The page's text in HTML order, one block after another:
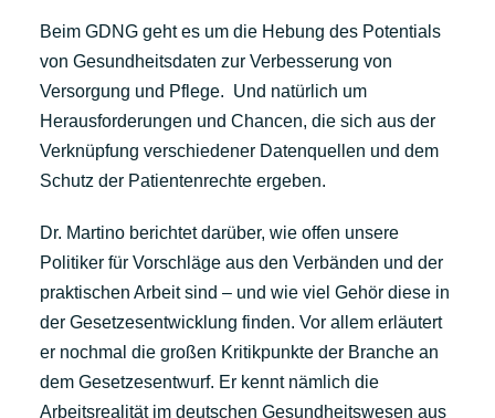
Beim GDNG geht es um die Hebung des Potentials
von Gesundheitsdaten zur Verbesserung von
Versorgung und Pflege. Und natürlich um
Herausforderungen und Chancen, die sich aus der
Verknüpfung verschiedener Datenquellen und dem
Schutz der Patientenrechte ergeben.
Dr. Martino berichtet darüber, wie offen unsere
Politiker für Vorschläge aus den Verbänden und der
praktischen Arbeit sind – und wie viel Gehör diese in
der Gesetzesentwicklung finden. Vor allem erläutert
er nochmal die großen Kritikpunkte der Branche an
dem Gesetzesentwurf. Er kennt nämlich die
Arbeitsrealität im deutschen Gesundheitswesen aus